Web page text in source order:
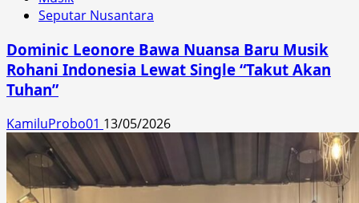
Seputar Nusantara
Dominic Leonore Bawa Nuansa Baru Musik
Rohani Indonesia Lewat Single “Takut Akan
Tuhan”
KamiluProbo01 13/05/2026